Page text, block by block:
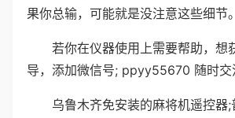
果你总输，可能就是没注意这些细节。
若你在仪器使用上需要帮助，想
导，添加微信号; ppyy55670 随时交
乌鲁木齐免安装的麻将机遥控器